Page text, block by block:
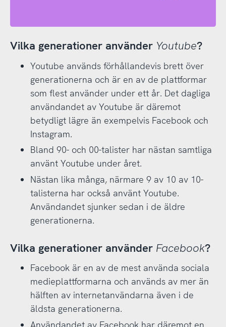
Vilka generationer använder Youtube?
Youtube används förhållandevis brett över
generationerna och är en av de plattformar
som flest använder under ett år. Det dagliga
användandet av Youtube är däremot
betydligt lägre än exempelvis Facebook och
Instagram.
Bland 90- och 00-talister har nästan samtliga
använt Youtube under året.
Nästan lika många, närmare 9 av 10 av 10-
talisterna har också använt Youtube.
Användandet sjunker sedan i de äldre
generationerna.
Vilka generationer använder Facebook?
Facebook är en av de mest använda sociala
medieplattformarna och används av mer än
hälften av internetanvändarna även i de
äldsta generationerna.
Användandet av Facebook har däremot en